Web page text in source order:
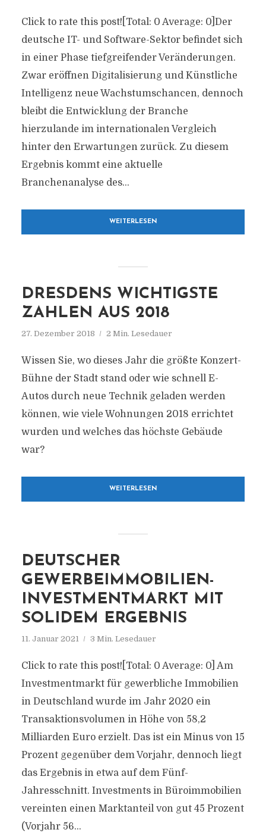
Click to rate this post![Total: 0 Average: 0]Der
deutsche IT- und Software-Sektor befindet sich
in einer Phase tiefgreifender Veränderungen.
Zwar eröffnen Digitalisierung und Künstliche
Intelligenz neue Wachstumschancen, dennoch
bleibt die Entwicklung der Branche
hierzulande im internationalen Vergleich
hinter den Erwartungen zurück. Zu diesem
Ergebnis kommt eine aktuelle
Branchenanalyse des...
WEITERLESEN
DRESDENS WICHTIGSTE
ZAHLEN AUS 2018
27. Dezember 2018 2 Min. Lesedauer
Wissen Sie, wo dieses Jahr die größte Konzert-
Bühne der Stadt stand oder wie schnell E-
Autos durch neue Technik geladen werden
können, wie viele Wohnungen 2018 errichtet
wurden und welches das höchste Gebäude
war?
WEITERLESEN
DEUTSCHER
GEWERBEIMMOBILIEN-
INVESTMENTMARKT MIT
SOLIDEM ERGEBNIS
11. Januar 2021 3 Min. Lesedauer
Click to rate this post![Total: 0 Average: 0] Am
Investmentmarkt für gewerbliche Immobilien
in Deutschland wurde im Jahr 2020 ein
Transaktionsvolumen in Höhe von 58,2
Milliarden Euro erzielt. Das ist ein Minus von 15
Prozent gegenüber dem Vorjahr, dennoch liegt
das Ergebnis in etwa auf dem Fünf-
Jahresschnitt. Investments in Büroimmobilien
vereinten einen Marktanteil von gut 45 Prozent
(Vorjahr 56...